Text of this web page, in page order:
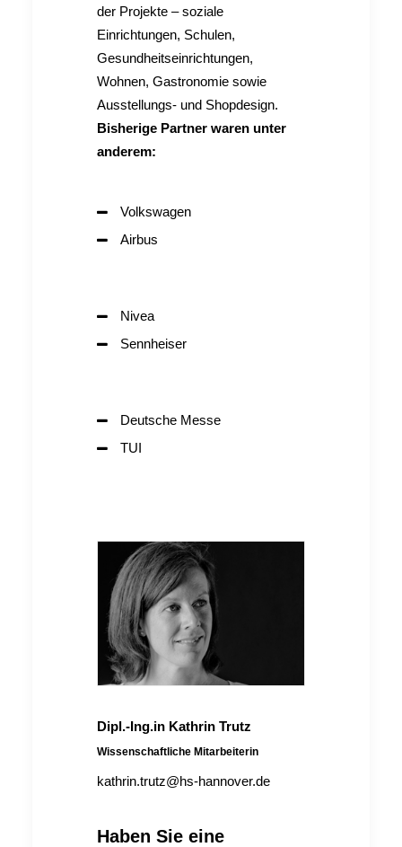
der Projekte – soziale
Einrichtungen, Schulen,
Gesundheitseinrichtungen,
Wohnen, Gastronomie sowie
Ausstellungs- und Shopdesign.
Bisherige Partner waren unter
anderem:
Volkswagen
Airbus
Nivea
Sennheiser
Deutsche Messe
TUI
Dipl.-Ing.in Kathrin Trutz
Wissenschaftliche Mitarbeiterin
kathrin.trutz@hs-hannover.de
Haben Sie eine